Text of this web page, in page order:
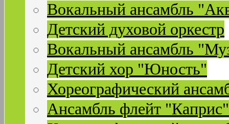
Вокальный ансамбль
Детский духовой оркестр
Вокальный ансамбль
Детский хор "Юность"
Хореографический
Ансамбль флейт "Каприс"